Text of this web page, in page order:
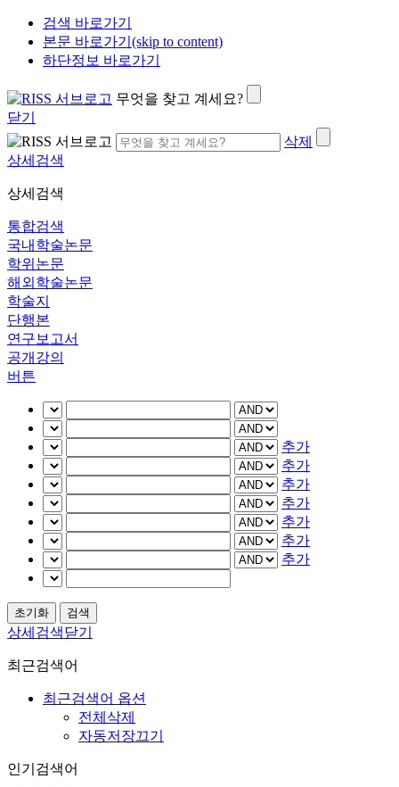
검색 바로가기
본문 바로가기(skip to content)
하단정보 바로가기
무엇을 찾고 계세요?
닫기
삭제
상세검색
상세검색
통합검색
국내학술논문
학위논문
해외학술논문
학술지
단행본
연구보고서
공개강의
버튼
추가
추가
추가
추가
추가
추가
추가
상세검색닫기
최근검색어
최근검색어 옵션
전체삭제
자동저장끄기
인기검색어